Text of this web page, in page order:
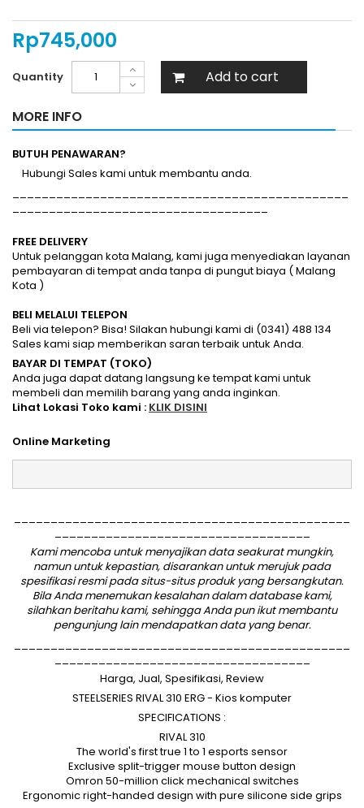
Rp‎745,000
Quantity Add to cart
MORE INFO
BUTUH PENAWARAN?
Hubungi Sales kami untuk membantu anda.
FREE DELIVERY
Untuk pelanggan kota Malang, kami juga menyediakan layanan
pembayaran di tempat anda tanpa di pungut biaya ( Malang
Kota )
BELI MELALUI TELEPON
Beli via telepon? Bisa! Silakan hubungi kami di (0341) 488 134
Sales kami siap memberikan saran terbaik untuk Anda.
BAYAR DI TEMPAT (TOKO)
Anda juga dapat datang langsung ke tempat kami untuk
membeli dan memilih barang yang anda inginkan.
Lihat Lokasi Toko kami : KLIK DISINI
Online Marketing
Kami mencoba untuk menyajikan data seakurat mungkin,
namun untuk kepastian, disarankan untuk merujuk pada
spesifikasi resmi pada situs-situs produk yang bersangkutan.
Bila Anda menemukan kesalahan dalam database kami,
silahkanberitahu kami, sehingga Anda pun ikut membantu
pengunjung lain mendapatkan data yang benar.
Harga, Jual, Spesifikasi, Review
STEELSERIES RIVAL 310 ERG - Kios komputer
SPECIFICATIONS :
RIVAL 310
The world's first true 1 to 1 esports sensor
Exclusive split-trigger mouse button design
Omron 50-million click mechanical switches
Ergonomic right-handed design with pure silicone side grips